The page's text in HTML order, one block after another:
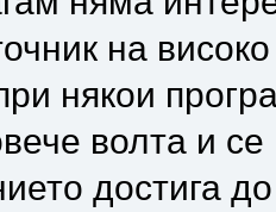
на
някои
волта и
достига